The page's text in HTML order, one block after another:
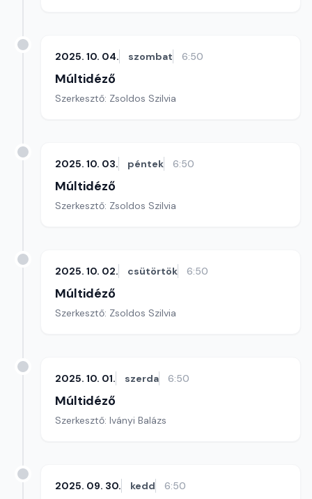
2025. 10. 04. szombat 6:50
Múltidéző
Szerkesztő: Zsoldos Szilvia
2025. 10. 03. péntek 6:50
Múltidéző
Szerkesztő: Zsoldos Szilvia
2025. 10. 02. csütörtök 6:50
Múltidéző
Szerkesztő: Zsoldos Szilvia
2025. 10. 01. szerda 6:50
Múltidéző
Szerkesztő: Iványi Balázs
2025. 09. 30. kedd 6:50